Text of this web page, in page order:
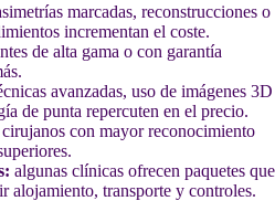
marcadas, reconstrucciones o
incrementan el coste.
de alta gama o con garantía
avanzadas, uso de imágenes 3D
de punta repercuten en el precio.
cirujanos con mayor reconocimiento
algunas clínicas ofrecen paquetes que
alojamiento, transporte y controles.